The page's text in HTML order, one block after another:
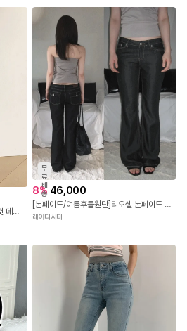
[썸머/로우라이즈] 하인드 세미 부츠컷 데님 팬츠
무
료
배
송
8% 46,000
[논페이드/여름후들원단]리오셀 논페이드 스티치 힙포켓 생지 로우라이즈 부츠컷 데님 청바지(논페이드/생지/부츠컷/힙포켓/세미부츠컷/소개팅/데이트룩)
레이디시티